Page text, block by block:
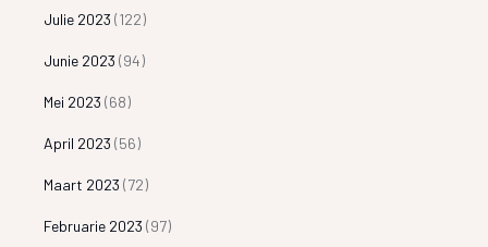
Julie 2023 (122)
Junie 2023 (94)
Mei 2023 (68)
April 2023 (56)
Maart 2023 (72)
Februarie 2023 (97)